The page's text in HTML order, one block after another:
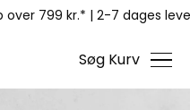
over 799 kr.* | 2-7 dages
Søg Kurv